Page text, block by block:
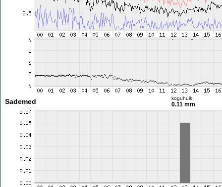
Sademed koguhulk
0.11 mm